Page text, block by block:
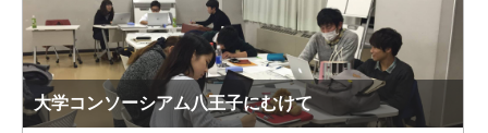
大学コンソーシアム八王子にむけて